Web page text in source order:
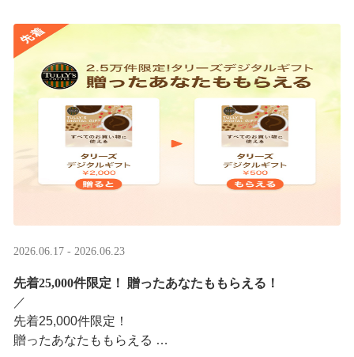
2026.06.17 - 2026.06.23
先着25,000件限定！​ 贈ったあなたももらえる！
／ ​
先着25,000件限定！​
贈ったあなたももらえる ​